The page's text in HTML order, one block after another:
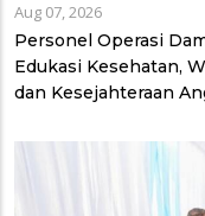
Aug 07, 2026
Personel Operasi
Edukasi Kesehatan,
dan Kesejahteraan